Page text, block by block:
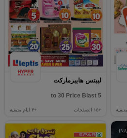
ليبتس هايبرماركت
5 to 30 Price Blast
+١٥ الصفحات +٣ ايام متبقية